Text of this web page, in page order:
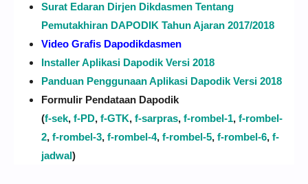
Surat Edaran Dirjen Dikdasmen Tentang
Pemutakhiran DAPODIK Tahun Ajaran 2017/2018
Video Grafis Dapodikdasmen
Installer Aplikasi Dapodik Versi 2018
Panduan Penggunaan Aplikasi Dapodik Versi 2018
Formulir Pendataan Dapodik
(f-sek, f-PD, f-GTK, f-sarpras, f-rombel-1, f-rombel-
2, f-rombel-3, f-rombel-4, f-rombel-5, f-rombel-6, f-
jadwal)